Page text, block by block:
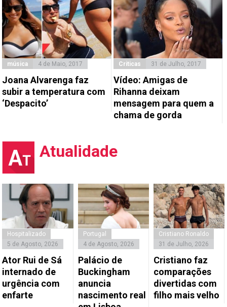
música 4 de Maio, 2017
Joana Alvarenga faz
subir a temperatura com
‘Despacito’
Criticas 31 de Julho, 2017
Vídeo: Amigas de
Rihanna deixam
mensagem para quem a
chama de gorda
Atualidade
Hospitalizado
5 de Agosto, 2026
Ator Rui de Sá
internado de
urgência com
enfarte
Portugal
4 de Agosto, 2026
Palácio de
Buckingham
anuncia
nascimento real
Cristiano Ronaldo
31 de Julho, 2026
Cristiano faz
comparações
divertidas com
filho mais velho